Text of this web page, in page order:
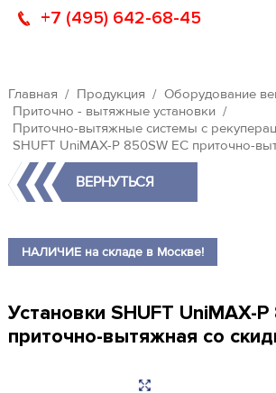
+7 (495) 642-68-45
Главная Продукция
Оборудование
Приточно - вытяжные установки
Приточно-вытяжные системы с
SHUFT UniMAX-P 850SW EC приточно-
ВЕРНУТЬСЯ
НАЛИЧИЕ на складе в Москве!
Установки SHUFT UniMAX-
приточно-вытяжная со